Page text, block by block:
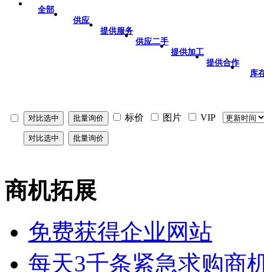
全部
供应
提供服务
供应二手
提供加工
提供合作
库
标价 图片 VIP
商机拓展
免费获得企业网站
每天3千条紧急求购商